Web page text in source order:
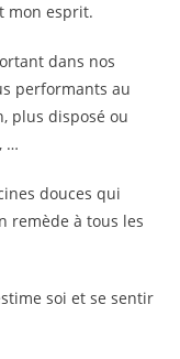
mon esprit.
dans nos
performants au
plus disposé ou
…
douces qui
remède à tous les
soi et se sentir